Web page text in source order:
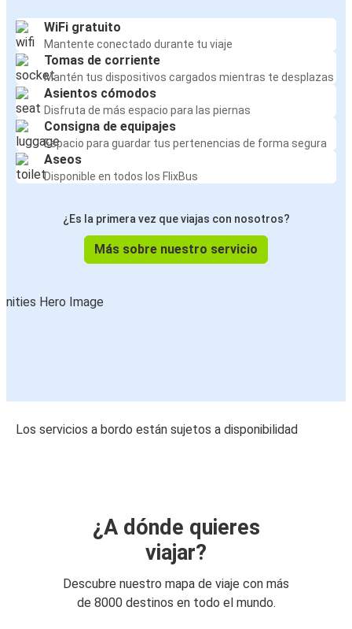
WiFi gratuito
Mantente conectado durante tu viaje
Tomas de corriente
Mantén tus dispositivos cargados mientras te desplazas
Asientos cómodos
Disfruta de más espacio para las piernas
Consigna de equipajes
Espacio para guardar tus pertenencias de forma segura
Aseos
Disponible en todos los FlixBus
¿Es la primera vez que viajas con nosotros?
Más sobre nuestro servicio
Los servicios a bordo están sujetos a disponibilidad
¿A dónde quieres
viajar?
Descubre nuestro mapa de viaje con más
de 8000 destinos en todo el mundo.